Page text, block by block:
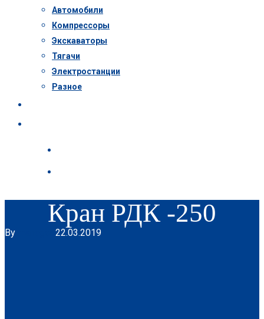
Автомобили
Компрессоры
Экскаваторы
Тягачи
Электростанции
Разное
Кран РДК -250
By 22.03.2019